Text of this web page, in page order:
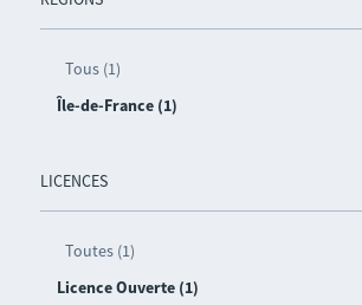
Tous (1)
Île-de-France (1)
LICENCES
Toutes (1)
Licence Ouverte (1)